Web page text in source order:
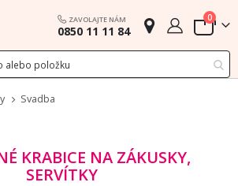
ZAVOLAJTE NÁM
0850 11 11 84 Cart
0
Svadba
KRABICE NA ZÁKUSKY,
SERVÍTKY